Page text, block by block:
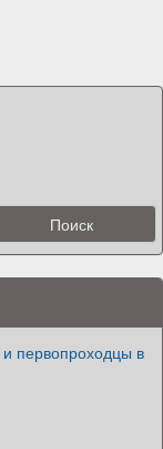
и первопроходцы в